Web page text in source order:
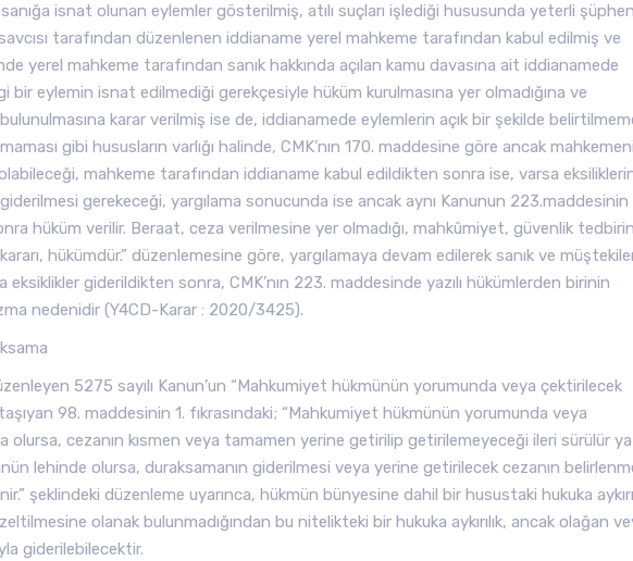
isnat olunan eylemler gösterilmiş, atılı suçları işlediği hususunda yeterli
tarafından düzenlenen iddianame yerel mahkeme tarafından kabul edilmiş ve
yerel mahkeme tarafından sanık hakkında açılan kamu davasına ait iddianamede
bir eylemin isnat edilmediği gerekçesiyle hüküm kurulmasına yer olmadığına ve
karar verilmiş ise de, iddianamede eylemlerin açık bir şekilde
gibi hususların varlığı halinde, CMK’nın 170. maddesine göre ancak
mahkeme tarafından iddianame kabul edildikten sonra ise, varsa
gerekeceği, yargılama sonucunda ise ancak aynı Kanunun 223.maddesinin
hüküm verilir. Beraat, ceza verilmesine yer olmadığı, mahkûmiyet, güvenlik
hükümdür.” düzenlemesine göre, yargılamaya devam edilerek sanık ve
giderildikten sonra, CMK’nın 223. maddesinde yazılı hükümlerden birinin
nedenidir (Y4CD-Karar : 2020/3425).
5275 sayılı Kanun’un “Mahkumiyet hükmünün yorumunda veya çektirilecek
taşıyan 98. maddesinin 1. fıkrasındaki; “Mahkumiyet hükmünün yorumunda veya
olursa, cezanın kısmen veya tamamen yerine getirilip getirilemeyeceği ileri sürülür
lehinde olursa, duraksamanın giderilmesi veya yerine getirilecek cezanın
şeklindeki düzenleme uyarınca, hükmün bünyesine dahil bir husustaki hukuka
olanak bulunmadığından bu nitelikteki bir hukuka aykırılık, ancak olağan
giderilebilecektir.